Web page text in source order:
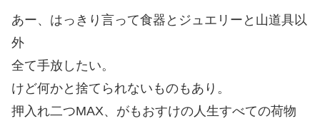
あー、はっきり言って食器とジュエリーと山道具以
外
全て手放したい。
けど何かと捨てられないものもあり。
押入れ二つMAX、がもおすけの人生すべての荷物